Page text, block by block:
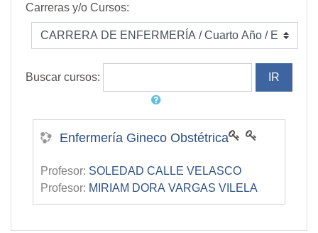
Carreras y/o Cursos:
Buscar cursos:
Enfermería Gineco Obstétrica
Profesor: SOLEDAD CALLE VELASCO
Profesor: MIRIAM DORA VARGAS VILELA